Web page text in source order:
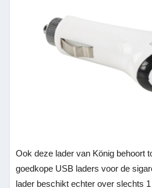
Ook deze lader van König behoort
goedkope USB laders voor de
lader beschikt echter over slechts